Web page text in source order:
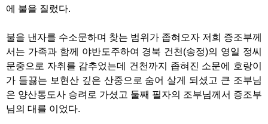
에 불을 질렀다.
불을 낸자를 수소문하며 찾는 범위가 좁혀오자 저희 증조부께
서는 가족과 함께 야반도주하여 경북 건천(송정)의 영일 정씨
문중으로 자취를 감추었는데 건천까지 좁혀진 소문에 호랑이
가 들끓는 보현산 깊은 산중으로 숨어 살게 되셨고 큰 조부님
은 양산통도사 승려로 가셨고 둘째 필자의 조부님께서 증조부
님의 대를 이었다.